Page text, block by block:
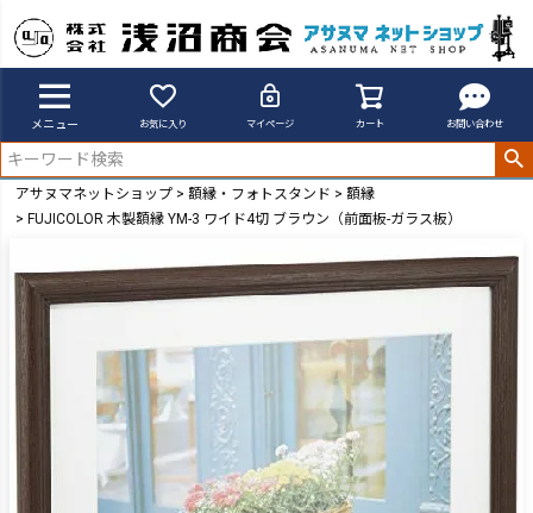
メニュー お気に入り マイページ カート お問い合わせ
アサヌマネットショップ 額縁・フォトスタンド
額縁
FUJICOLOR 木製額縁 YM-3 ワイド4切 ブラウン（前面板-ガラス板）